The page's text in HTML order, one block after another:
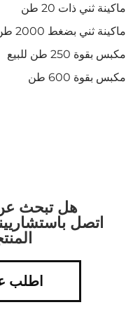
ماكينة ثني ذات 20 طن
ماكينة ثني بضغط 2000 طن
مكبس بقوة 250 طن للبيع
مكبس بقوة 600 طن
هل تبحث
اتصل
اطلب